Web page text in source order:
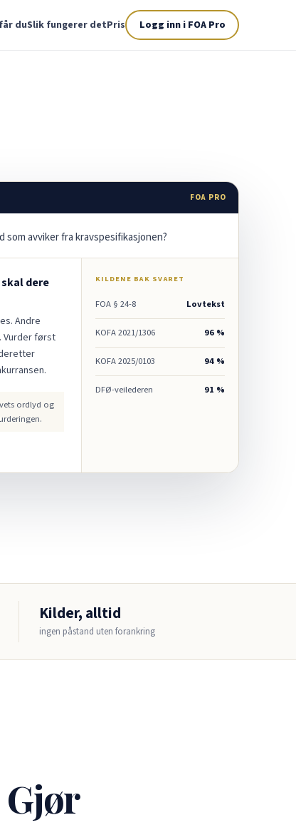
duSlik fungerer detPris Logg inn i FOA Pro
FOA PRO
som avviker fra kravspesifikasjonen?
dere
Andre
Vurder først
ordlyd og
KILDENE BAK SVARET
FOA § 24-8 Lovtekst
KOFA 2021/1306 96 %
KOFA 2025/0103 94 %
DFØ-veilederen 91 %
Kilder, alltid
ingen påstand uten forankring
Gjør